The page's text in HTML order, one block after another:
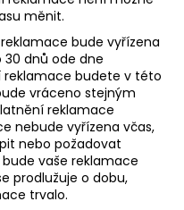
měnit.
bude vyřízena
30 dnů ode dne
reklamace budete v této
vráceno stejným
reklamace
nebude vyřízena včas,
nebo požadovat
vaše reklamace
prodlužuje o dobu,
trvalo.